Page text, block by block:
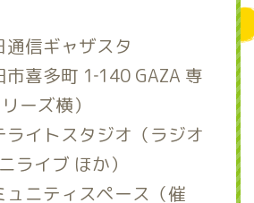
通信ギャザスタ
市喜多町 1‐140 GAZA 専
ーズ横）
ライトスタジオ（ラジオ
ライブ ほか）
ィスペース（催